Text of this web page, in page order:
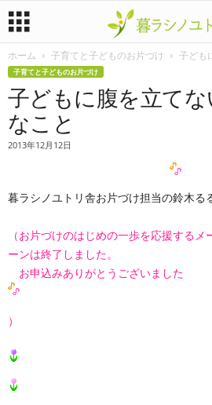
暮
ラ
シ
ユ
ホーム 子育てと子どものお片づけ 子ども
子育てと子どものお片づけ
子どもに腹を立て
なこと
2013年12月12日
暮ラシノユトリ舎お片づけ担当の鈴木る
（お片づけのはじめの一歩を応援する
ーンは終了しました。
お申込みありがとうございました
）